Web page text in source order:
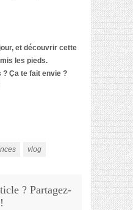
et découvrir cette
les pieds.
? Ça te fait envie ?
vlog
? Partagez-